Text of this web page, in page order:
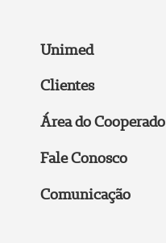
Unimed
Clientes
Área do Cooperado
Fale Conosco
Comunicação